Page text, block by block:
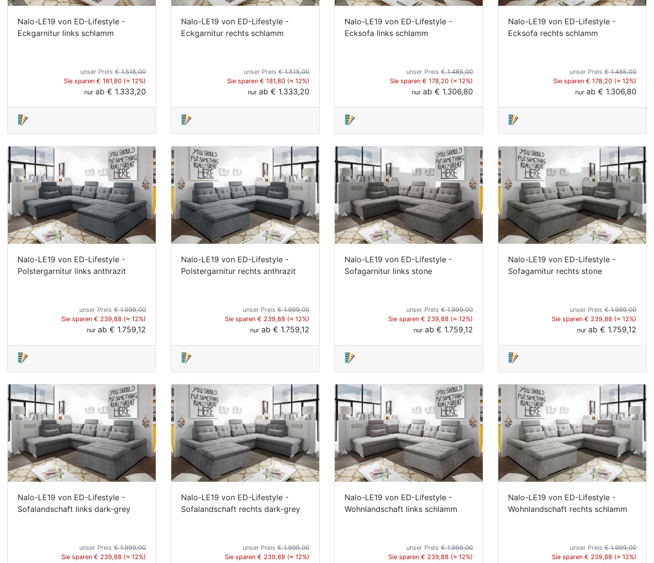
Nalo-LE19 von ED-Lifestyle -
Eckgarnitur links schlamm
unser Preis € 1.515,00
Sie sparen € 181,80 (≈ 12%)
nur ab € 1.333,20
Nalo-LE19 von ED-Lifestyle -
Eckgarnitur rechts schlamm
unser Preis € 1.515,00
Sie sparen € 181,80 (≈ 12%)
nur ab € 1.333,20
Nalo-LE19 von ED-Lifestyle -
Ecksofa links schlamm
unser Preis € 1.485,00
Sie sparen € 178,20 (≈ 12%)
nur ab € 1.306,80
Nalo-LE19 von ED-Lifestyle -
Ecksofa rechts schlamm
unser Preis € 1.485,00
Sie sparen € 178,20 (≈ 12%)
nur ab € 1.306,80
Nalo-LE19 von ED-Lifestyle -
Polstergarnitur links anthrazit
unser Preis € 1.999,00
Sie sparen € 239,88 (≈ 12%)
nur ab € 1.759,12
Nalo-LE19 von ED-Lifestyle -
Polstergarnitur rechts anthrazit
unser Preis € 1.999,00
Sie sparen € 239,88 (≈ 12%)
nur ab € 1.759,12
Nalo-LE19 von ED-Lifestyle -
Sofagarnitur links stone
unser Preis € 1.999,00
Sie sparen € 239,88 (≈ 12%)
nur ab € 1.759,12
Nalo-LE19 von ED-Lifestyle -
Sofagarnitur rechts stone
unser Preis € 1.999,00
Sie sparen € 239,88 (≈ 12%)
nur ab € 1.759,12
Nalo-LE19 von ED-Lifestyle -
Sofalandschaft links dark-grey
unser Preis € 1.999,00
Sie sparen € 239,88 (≈ 12%)
Nalo-LE19 von ED-Lifestyle -
Sofalandschaft rechts dark-grey
unser Preis € 1.999,00
Sie sparen € 239,88 (≈ 12%)
Nalo-LE19 von ED-Lifestyle -
Wohnlandschaft links schlamm
unser Preis € 1.999,00
Sie sparen € 239,88 (≈ 12%)
Nalo-LE19 von ED-Lifestyle -
Wohnlandschaft rechts schlamm
unser Preis € 1.999,00
Sie sparen € 239,88 (≈ 12%)